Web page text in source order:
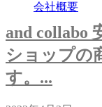
会社概要
and collabo
ショップの
す。...